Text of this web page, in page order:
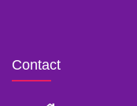
Contact